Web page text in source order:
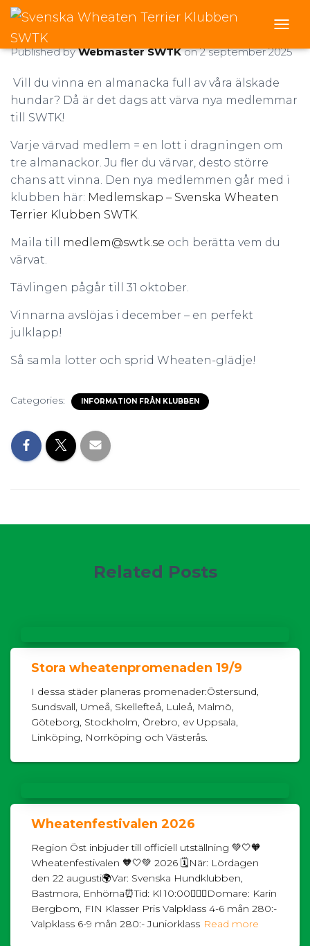
O
E
A
VÄRVNINGSTÄVLING
Published byWebmaster SWTKon2 september 2025
Vill du vinna en almanacka full av våra älskade
hundar? Då är det dags att värva nya medlemmar
till SWTK!
Varje värvad medlem = en lott i dragningen om
tre almanackor. Ju fler du värvar, desto större
chans att vinna. Den nya medlemmen går med i
klubben här: Medlemskap – Svenska Wheaten
Terrier Klubben SWTK.
Maila till medlem@swtk.se och berätta vem du
värvat.
Tävlingen pågår till 31 oktober.
Vinnarna avslöjas i december – en perfekt
julklapp!
Så samla lotter och sprid Wheaten-glädje!
Categories: INFORMATION FRÅN KLUBBEN
Related Posts
Stora wheatenpromenaden 19/9
I dessa städer planeras promenader:Östersund,
Sundsvall, Umeå, Skellefteå, Luleå, Malmö,
Göteborg, Stockholm, Örebro, ev Uppsala,
Linköping, Norrköping och Västerås.
Wheatenfestivalen 2026
Region Öst inbjuder till officiell utställning 💚🤍🧡
Wheatenfestivalen 🧡🤍💚 2026 🗓️När: Lördagen
den 22 augusti🌍Var: Svenska Hundklubben,
Bastmora, Enhörna⏰Tid: Kl 10:00👩🏻‍⚖️Domare: Karin
Bergbom, FIN Klasser Pris Valpklass 4-6 mån 280:-
Valpklass 6-9 mån 280:- Juniorklass Read more